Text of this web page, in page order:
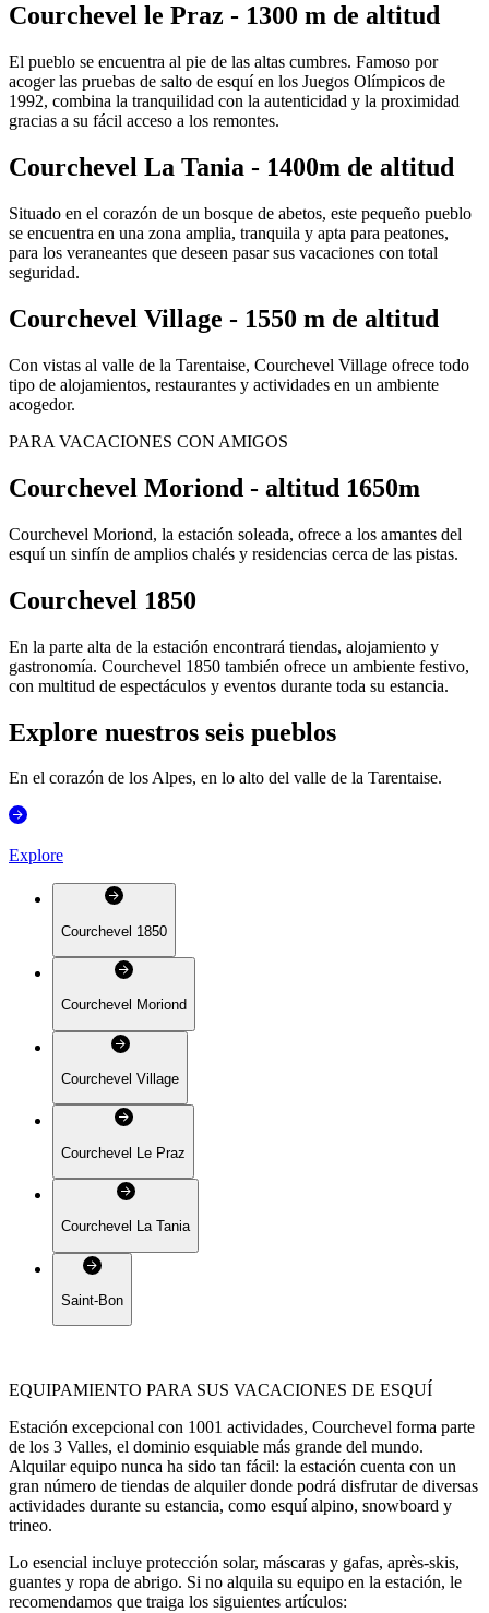
Courchevel le Praz - 1300 m de altitud
El pueblo se encuentra al pie de las altas cumbres. Famoso por
acoger las pruebas de salto de esquí en los Juegos Olímpicos de
1992, combina la tranquilidad con la autenticidad y la proximidad
gracias a su fácil acceso a los remontes.
Courchevel La Tania - 1400m de altitud
Situado en el corazón de un bosque de abetos, este pequeño pueblo
se encuentra en una zona amplia, tranquila y apta para peatones,
para los veraneantes que deseen pasar sus vacaciones con total
seguridad.
Courchevel Village - 1550 m de altitud
Con vistas al valle de la Tarentaise, Courchevel Village ofrece todo
tipo de alojamientos, restaurantes y actividades en un ambiente
acogedor.
PARA VACACIONES CON AMIGOS
Courchevel Moriond - altitud 1650m
Courchevel Moriond, la estación soleada, ofrece a los amantes del
esquí un sinfín de amplios chalés y residencias cerca de las pistas.
Courchevel 1850
En la parte alta de la estación encontrará tiendas, alojamiento y
gastronomía. Courchevel 1850 también ofrece un ambiente festivo,
con multitud de espectáculos y eventos durante toda su estancia.
Explore nuestros seis pueblos
En el corazón de los Alpes, en lo alto del valle de la Tarentaise.
Explore
Courchevel 1850
Courchevel Moriond
Courchevel Village
Courchevel Le Praz
Courchevel La Tania
Saint-Bon
EQUIPAMIENTO PARA SUS VACACIONES DE ESQUÍ
Estación excepcional con 1001 actividades, Courchevel forma parte
de los 3 Valles, el dominio esquiable más grande del mundo.
Alquilar equipo nunca ha sido tan fácil: la estación cuenta con un
gran número de tiendas de alquiler donde podrá disfrutar de diversas
actividades durante su estancia, como esquí alpino, snowboard y
trineo.
Lo esencial incluye protección solar, máscaras y gafas, après-skis,
guantes y ropa de abrigo. Si no alquila su equipo en la estación, le
recomendamos que traiga los siguientes artículos: